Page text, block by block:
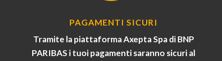
PAGAMENTI SICURI
Tramite la piattaforma Axepta Spa di BNP
PARIBAS i tuoi pagamenti saranno sicuri al